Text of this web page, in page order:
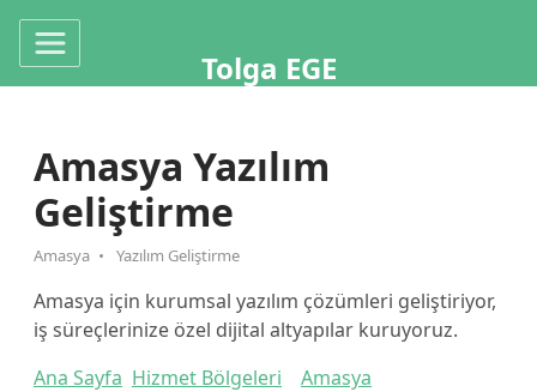
Tolga EGE
Amasya Yazılım
Geliştirme
Amasya Yazılım Geliştirme
Amasya için kurumsal yazılım çözümleri geliştiriyor,
iş süreçlerinize özel dijital altyapılar kuruyoruz.
Ana Sayfa Hizmet Bölgeleri
Amasya